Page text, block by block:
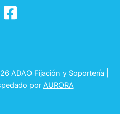
ADAO Fijación y Soportería |
por AURORA